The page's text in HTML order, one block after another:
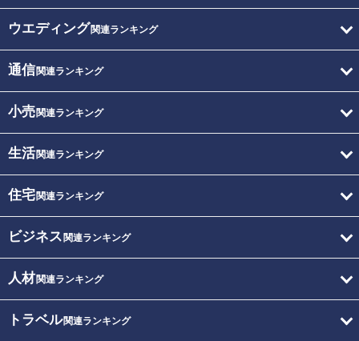
ウエディング関連ランキング
通信関連ランキング
小売関連ランキング
生活関連ランキング
住宅関連ランキング
ビジネス 関連ランキング
人材関連ランキング
トラベル関連ランキング